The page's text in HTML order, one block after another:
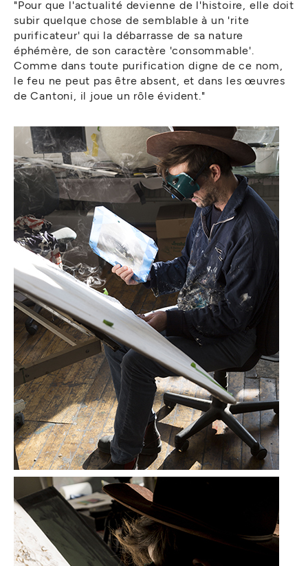
"Pour que l'actualité devienne de l'histoire, elle doit
subir quelque chose de semblable à un 'rite
purificateur' qui la débarrasse de sa nature
éphémère, de son caractère 'consommable'.
Comme dans toute purification digne de ce nom,
le feu ne peut pas être absent, et dans les œuvres
de Cantoni, il joue un rôle évident."